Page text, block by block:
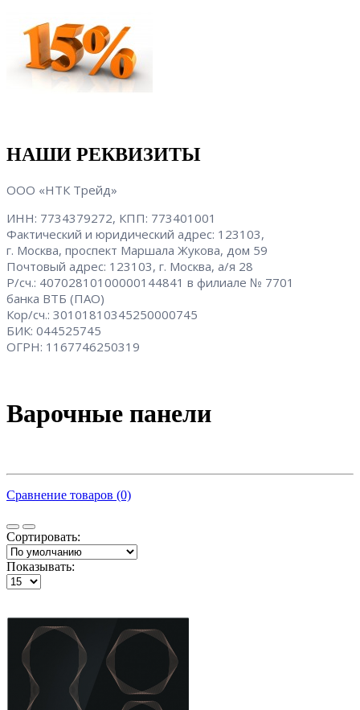
НАШИ РЕКВИЗИТЫ
ООО «НТК Трейд»
ИНН: 7734379272, КПП: 773401001
Фактический и юридический адрес: 123103,
г. Москва, проспект Маршала Жукова, дом 59
Почтовый адрес: 123103, г. Москва, а/я 28
Р/сч.: 40702810100000144841 в филиале № 7701
банка ВТБ (ПАО)
Кор/сч.: 30101810345250000745
БИК: 044525745
ОГРН: 1167746250319
Варочные панели
Сравнение товаров (0)
Сортировать:
Показывать: